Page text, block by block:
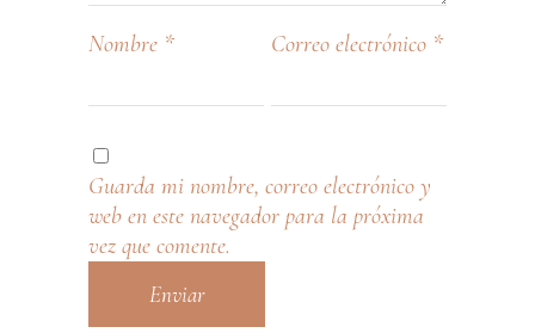
Nombre * Correo electrónico *
Guarda mi nombre, correo electrónico y
web en este navegador para la próxima
vez que comente.